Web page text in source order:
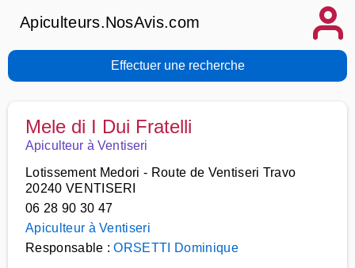
Apiculteurs.NosAvis.com
Effectuer une recherche
Mele di I Dui Fratelli
Apiculteur à Ventiseri
Lotissement Medori - Route de Ventiseri Travo
20240 VENTISERI
06 28 90 30 47
Apiculteur à Ventiseri
Responsable :ORSETTI Dominique